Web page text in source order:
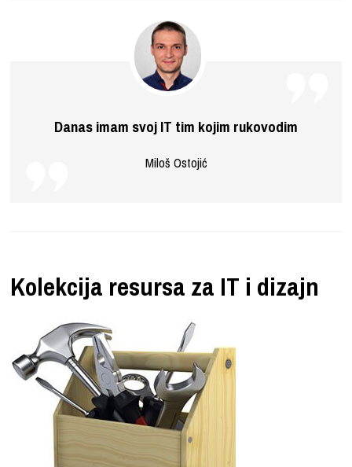
Danas imam svoj IT tim kojim rukovodim
Miloš Ostojić
Kolekcija resursa za IT i dizajn